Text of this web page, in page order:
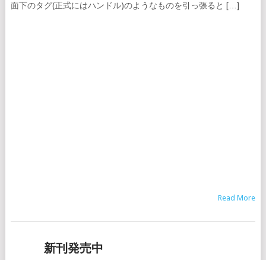
面下のタグ(正式にはハンドル)のようなものを引っ張ると […]
Read More
新刊発売中